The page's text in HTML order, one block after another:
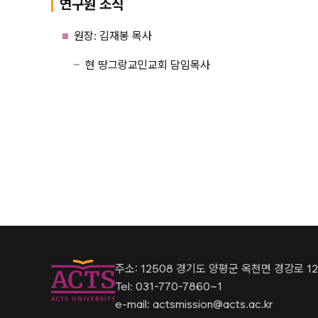
연구원 조직
원장: 김재봉 목사
현 땅그랑교민교회 담임목사
주소: 12508 경기도 양평군 옥천면 경강로
Tel: 031-770-7860~1
e-mail: actsmission@acts.ac.kr